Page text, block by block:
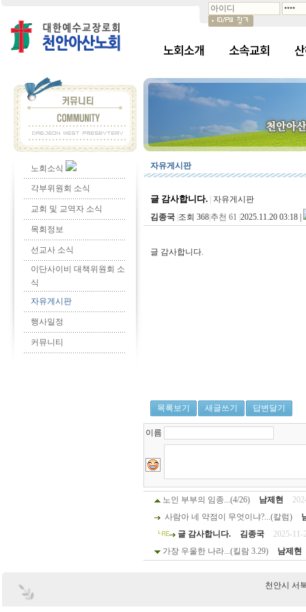
노회소개 소속교회
노회소식
각부위원회 소식
교회 및 교역자 소식
목회정보
선교사 소식
이단사이비 대책위원회 소
식
자유게시판
행사일정
커뮤니티
자유게시판
글 감사합니다.
자유게시판
김종국 조회 368 추천 61 2025.11.20 03:18 |
글 감사합니다.
목록보기 새글쓰기 답변달기
이름
노인 부부의 임종...(4/26) 남제현
사람아 네 약점이 무엇이냐?...(칼럼)
글 감사합니다.
김종국
2025-11-
가장 우울한 나라...(킬람 3.29)
남제현
천안시 서